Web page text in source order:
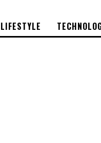
LIFESTYLE